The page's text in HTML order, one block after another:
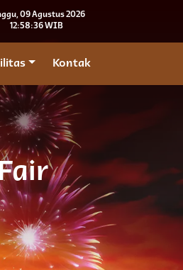
09 Agustus 2026
12:58:37 WIB
Kontak